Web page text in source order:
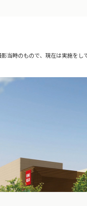
当時のもので、現在は実施をし